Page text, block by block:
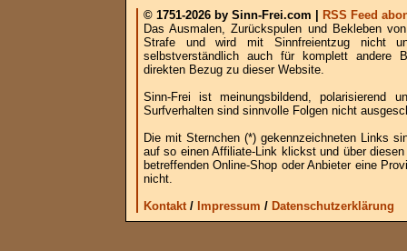
© 1751-2026 by Sinn-Frei.com |
RSS Feed
Das Ausmalen, Zurückspulen und Bekleben
Strafe und wird mit Sinnfreientzug nicht
selbstverständlich auch für komplett andere
direkten Bezug zu dieser Website.
Sinn-Frei ist meinungsbildend, polarisierend
Surfverhalten sind sinnvolle Folgen nicht
Die mit Sternchen (*) gekennzeichneten Links
auf so einen Affiliate-Link klickst und über
betreffenden Online-Shop oder Anbieter eine
nicht.
Kontakt/ Impressum / Datenschutzerklärung